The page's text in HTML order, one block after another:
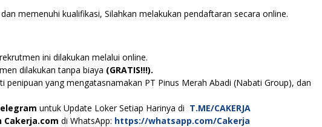
memenuhi kualifikasi, Silahkan melakukan pendaftaran secara online.
ini dilakukan melalui online.
dilakukan tanpa biaya (GRATIS!!!).
penipuan yang mengatasnamakan PT Pinus Merah Abadi (Nabati Group), dan
untuk Update Loker Setiap Harinya di T.ME/CAKERJA
di WhatsApp: https://whatsapp.com/Cakerja